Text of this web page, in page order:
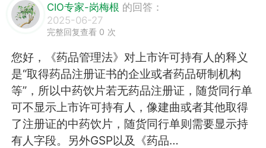
CIO专家-岗梅根 的回答：
2025-06-27
完整回复查看 0 次
您好，《药品管理法》对上市许可持有人的释义
是“取得药品注册证书的企业或者药品研制机构
等”，所以中药饮片若无药品注册证，随货同行单
可不显示上市许可持有人，像建曲或者其他取得
了注册证的中药饮片，随货同行单则需要显示持
有人字段。另外GSP以及《药品…